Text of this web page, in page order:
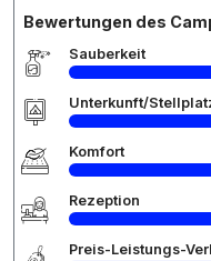
Bewertungen des
Sauberkeit
Unterkunft/
Komfort
Rezeption
Preis-Leistungs-